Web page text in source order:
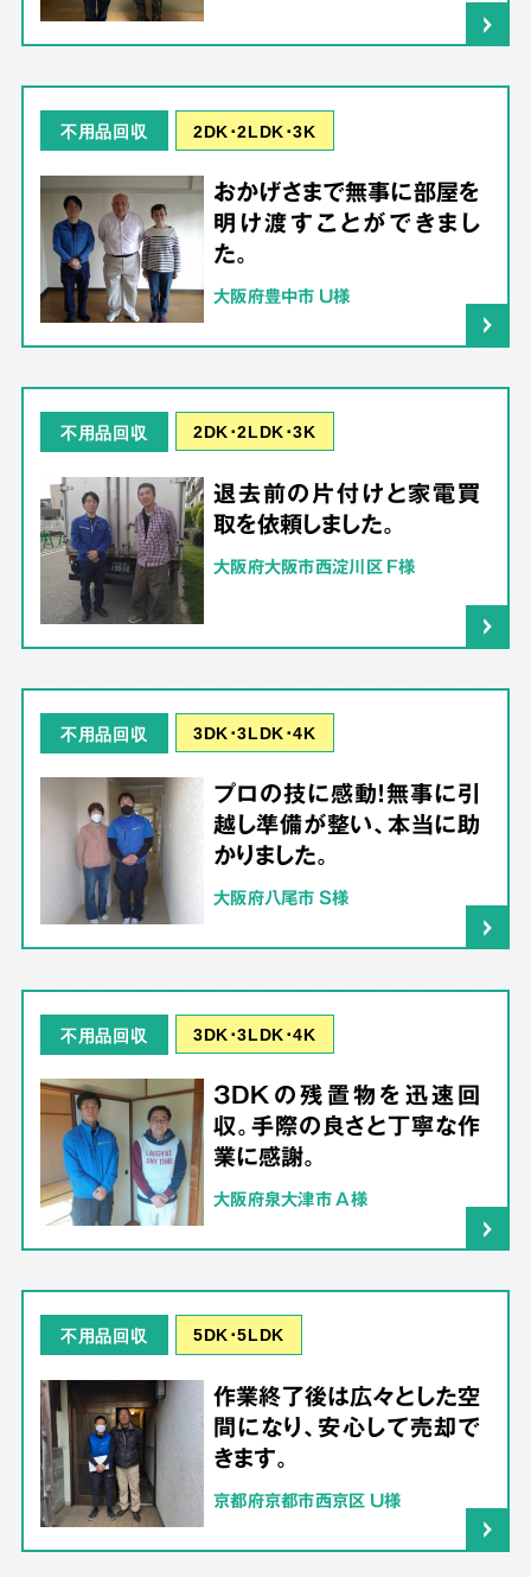
不用品回収 2DK･2LDK･3K
おかげさまで無事に部屋を
明け渡すことができまし
た。
大阪府豊中市 U様
不用品回収 2DK･2LDK･3K
退去前の片付けと家電買
取を依頼しました。
大阪府大阪市西淀川区 F様
不用品回収 3DK･3LDK･4K
プロの技に感動！無事に引
越し準備が整い、本当に助
かりました。
大阪府八尾市 S様
不用品回収 3DK･3LDK･4K
3DKの残置物を迅速回
収。手際の良さと丁寧な作
業に感謝。
大阪府泉大津市 A様
不用品回収 5DK･5LDK
作業終了後は広々とした空
間になり、安心して売却で
きます。
京都府京都市西京区 U様